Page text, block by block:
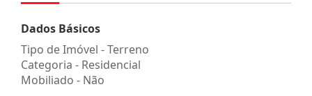
Dados Básicos
Tipo de Imóvel - Terreno
Categoria - Residencial
Mobiliado - Não